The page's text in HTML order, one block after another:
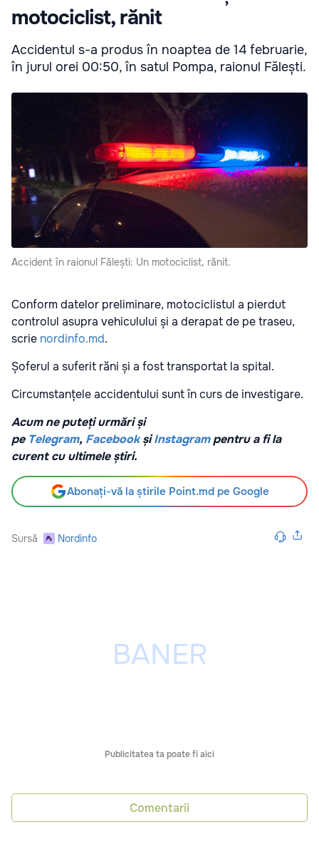
motociclist, rănit
Accidentul s-a produs în noaptea de 14 februarie,
în jurul orei 00:50, în satul Pompa, raionul Fălești.
Accident în raionul Fălești: Un motociclist, rănit.
Conform datelor preliminare, motociclistul a pierdut
controlul asupra vehiculului și a derapat de pe traseu,
scrie nordinfo.md.
Șoferul a suferit răni și a fost transportat la spital.
Circumstanțele accidentului sunt în curs de investigare.
Acum ne puteți urmări și
pe Telegram, Facebook șiInstagrampentru a fi la
curent cu ultimele știri.
Abonați-vă la știrile Point.md pe Google
Sursă Nordinfo
Publicitatea ta poate fi aici
Comentarii